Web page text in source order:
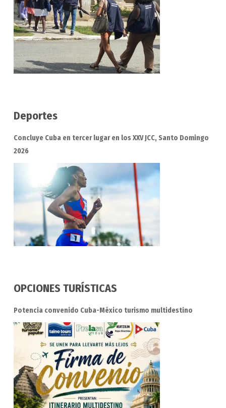
Deportes
Concluye Cuba en tercer lugar en los XXV JCC, Santo Domingo
2026
OPCIONES TURÍSTICAS
Potencia convenido Cuba-México turismo multidestino